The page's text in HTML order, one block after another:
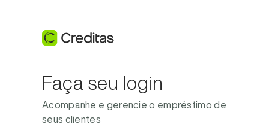
Faça seu login
Acompanhe e gerencie o empréstimo de
seus clientes